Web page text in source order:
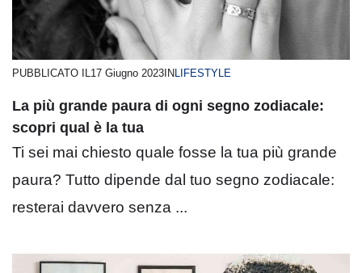
PUBBLICATO IL 17 Giugno 2023 IN LIFESTYLE
La più grande paura di ogni segno zodiacale:
scopri qual è la tua
Ti sei mai chiesto quale fosse la tua più grande
paura? Tutto dipende dal tuo segno zodiacale:
resterai davvero senza ...